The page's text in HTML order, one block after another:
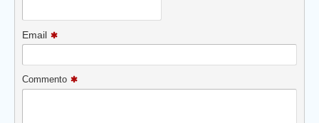
Email
Commento